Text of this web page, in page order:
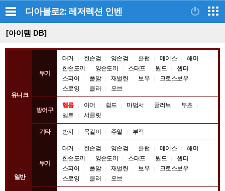
디아블로2: 레저렉션 인벤
[아이템 DB]
종
유니크
무기
대거 한손검 양손검 클럽 메이스
해머
한손도끼
양손도끼 스태프 원드
셉터
스피어
폴암 재벌린 보우
크로스보우
스로잉
클러 오브
방어구
헬름 아머 쉴드 마법서 글러브
부츠
벨트
서클릿
기타 반지 목걸이 주얼 부적
일반
무기
대거 한손검 양손검 클럽 메이스
해머
한손도끼
양손도끼 스태프 원드
셉터
스피어
폴암 재벌린 보우
크로스보우
스로잉
클러 오브